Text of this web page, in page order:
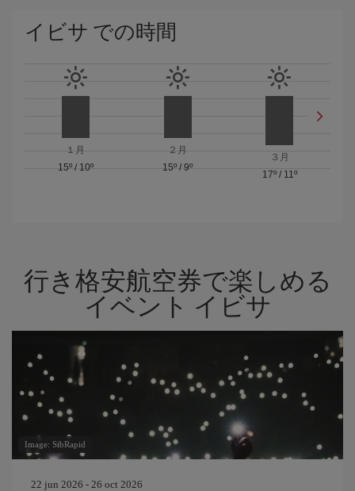
イビサ での時間
１月
15º/ 10º
２月
15º / 9º
３月
17º/ 11º
行き格安航空券で楽しめる
イベント イビサ
Image: SibRapid
22 jun 2026 - 26 oct 2026